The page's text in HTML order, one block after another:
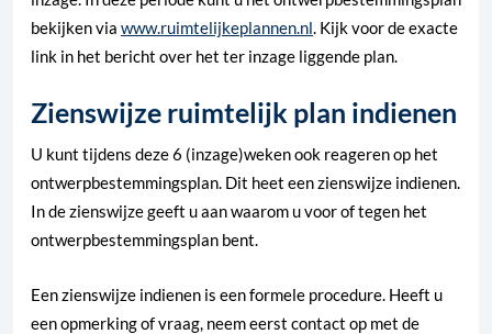
bekijken via www.ruimtelijkeplannen.nl. Kijk voor de exacte
link in het bericht over het ter inzage liggende plan.
Zienswijze ruimtelijk plan indienen
U kunt tijdens deze 6 (inzage)weken ook reageren op het
ontwerpbestemmingsplan. Dit heet een zienswijze indienen.
In de zienswijze geeft u aan waarom u voor of tegen het
ontwerpbestemmingsplan bent.
Een zienswijze indienen is een formele procedure. Heeft u
een opmerking of vraag, neem eerst contact op met de